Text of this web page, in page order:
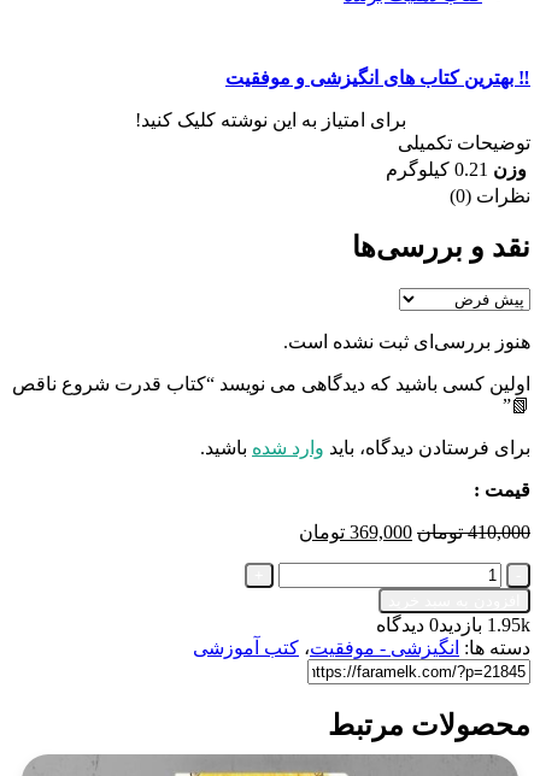
‼️ بهترین کتاب های انگیزشی و موفقیت
برای امتیاز به این نوشته کلیک کنید!
توضیحات تکمیلی
وزن 0.21 کیلوگرم
نظرات (0)
نقد و بررسی‌ها
هنوز بررسی‌ای ثبت نشده است.
اولین کسی باشید که دیدگاهی می نویسد “کتاب قدرت شروع ناقص
📗”
برای فرستادن دیدگاه، باید وارد شده باشید.
قیمت :
410,000 تومان قیمت
369,000 تومان
کتاب
قدرت
شروع
ناقص
📗
عدد
1.95k بازدید
0 دیدگاه
دسته ها: انگیزشی - موفقیت، کتب آموزشی
محصولات مرتبط